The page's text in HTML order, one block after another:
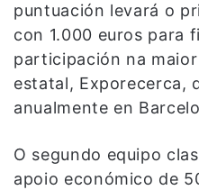
puntuación levará o
con 1.000 euros para
participación na
estatal, Exporecerca,
anualmente en
O segundo equipo
apoio económico de